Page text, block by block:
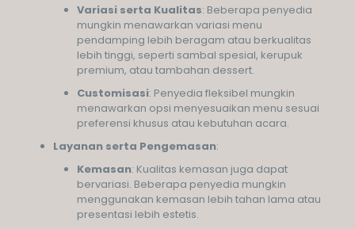
Variasi serta Kualitas: Beberapa penyedia
mungkin menawarkan variasi menu
pendamping lebih beragam atau berkualitas
lebih tinggi, seperti sambal spesial, kerupuk
premium, atau tambahan dessert.
Customisasi: Penyedia fleksibel mungkin
menawarkan opsi menyesuaikan menu sesuai
preferensi khusus atau kebutuhan acara.
Layanan serta Pengemasan:
Kemasan: Kualitas kemasan juga dapat
bervariasi. Beberapa penyedia mungkin
menggunakan kemasan lebih tahan lama atau
presentasi lebih estetis.